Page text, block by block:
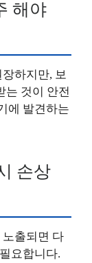
해야
하지만, 보
는 것이 안전
에 발견하는
손상
출되면 다
요합니다.